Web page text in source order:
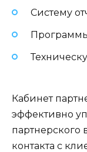
Систему
Кабинет
эффективно
партнерского
контакта с